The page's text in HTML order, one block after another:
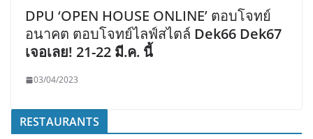
DPU ‘OPEN HOUSE ONLINE’ ตอบโจทย์
อนาคต ตอบโจทย์ไลฟ์สไตล์ Dek66 Dek67
เจอเลย! 21-22 มี.ค. นี้
03/04/2023
RESTAURANTS